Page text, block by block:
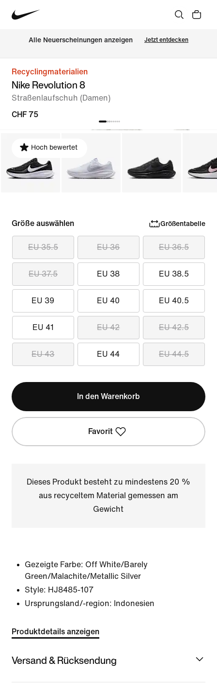
Alle Neuerscheinungen anzeigen Jetzt entdecken
Recyclingmaterialien
Nike Revolution 8
Straßenlaufschuh (Damen)
CHF 75
Hoch bewertet
Größe auswählen Größentabelle
EU 35.5 EU 36 EU 36.5
EU 37.5 EU 38 EU 38.5
EU 39 EU 40 EU 40.5
EU 41 EU 42 EU 42.5
EU 43 EU 44 EU 44.5
In den Warenkorb
Favorit
Dieses Produkt besteht zu mindestens 20 %
aus recyceltem Material gemessen am
Gewicht
Gezeigte Farbe: Off White/Barely
Green/Malachite/Metallic Silver
Style: HJ8485-107
Ursprungsland/-region: Indonesien
Produktdetails anzeigen
Versand & Rücksendung